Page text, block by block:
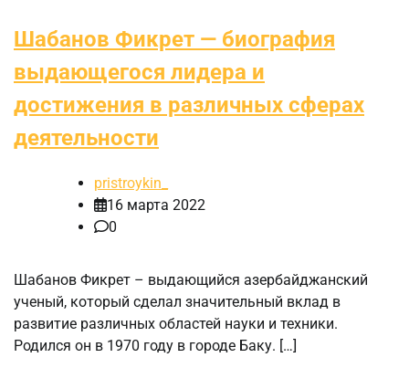
Шабанов Фикрет — биография
выдающегося лидера и
достижения в различных сферах
деятельности
pristroykin_
16 марта 2022
0
Шабанов Фикрет – выдающийся азербайджанский
ученый, который сделал значительный вклад в
развитие различных областей науки и техники.
Родился он в 1970 году в городе Баку. […]